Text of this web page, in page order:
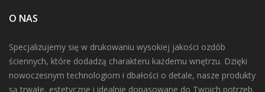
O NAS
Specjalizujemy się w drukowaniu wysokiej jakości ozdób
ściennych, które dodadzą charakteru każdemu wnętrzu. Dzięki
nowoczesnym technologiom i dbałości o detale, nasze produkty
są trwałe, estetyczne i idealnie dopasowane do Twoich potrzeb.